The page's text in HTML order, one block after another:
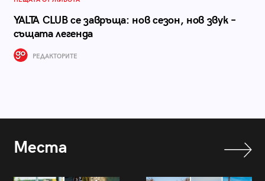
YALTA CLUB се завръща: нов сезон, нов звук –
същата легенда
РЕДАКТОРИТЕ
Места